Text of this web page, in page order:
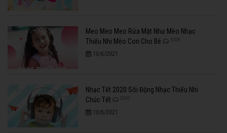
Meo Meo Meo Rửa Mặt Như Mèo Nhạc
Thiếu Nhi Mèo Con Cho Bé
3508
10/6/2021
Nhạc Tết 2020 Sôi Động Nhạc Thiếu Nhi
Chúc Tết
10/6/2021